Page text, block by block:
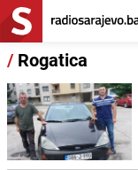
/ Rogatica